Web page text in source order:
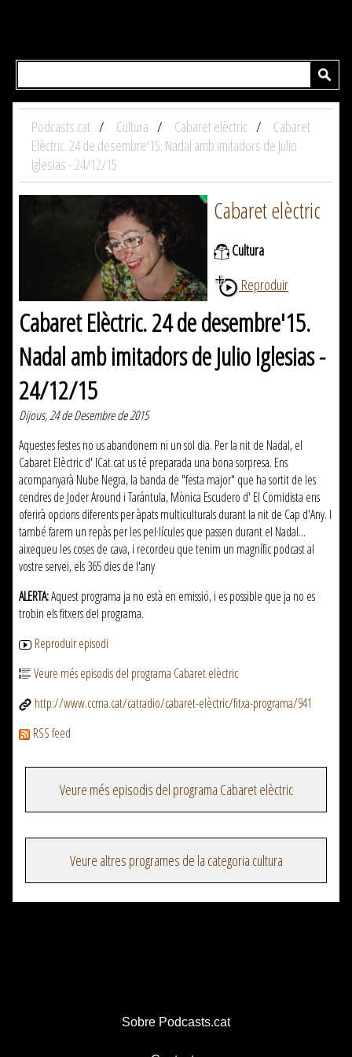
Podcasts.cat Cultura Cabaret elèctric
Cabaret
Elèctric. 24 de desembre'15. Nadal amb imitadors de Julio
Iglesias - 24/12/15
Cabaret elèctric
Cultura
Reproduir
Cabaret Elèctric. 24 de desembre'15.
Nadal amb imitadors de Julio Iglesias -
24/12/15
Dijous, 24 de Desembre de 2015
Aquestes festes no us abandonem ni un sol dia. Per la nit de Nadal, el
Cabaret Elèctric d' ICat.cat us té preparada una bona sorpresa. Ens
acompanyarà Nube Negra, la banda de "festa major" que ha sortit de les
cendres de Joder Around i Tarántula, Mònica Escudero d' El Comidista ens
oferirà opcions diferents per àpats multiculturals durant la nit de Cap d'Any. I
també farem un repàs per les pel·lícules que passen durant el Nadal...
aixequeu les coses de cava, i recordeu que tenim un magnífic podcast al
vostre servei, els 365 dies de l'any
ALERTA:Aquest programa ja no està en emissió, i es possible que ja no es
trobin els fitxers del programa.
Reproduir episodi
Veure més episodis del programa Cabaret elèctric
http://www.ccma.cat/catradio/cabaret-elèctric/fitxa-programa/941
RSS feed
Veure més episodis del programa Cabaret elèctric
Veure altres programes de la categoria cultura
Sobre Podcasts.cat